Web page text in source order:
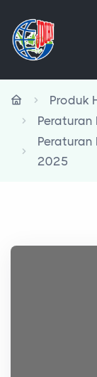
Produk
Peraturan
2025